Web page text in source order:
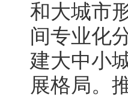
和大城市
间专业化
建大中小
展格局。